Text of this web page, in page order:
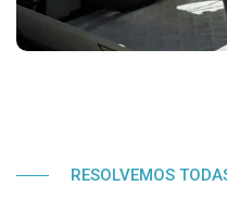
RESOLVEMOS